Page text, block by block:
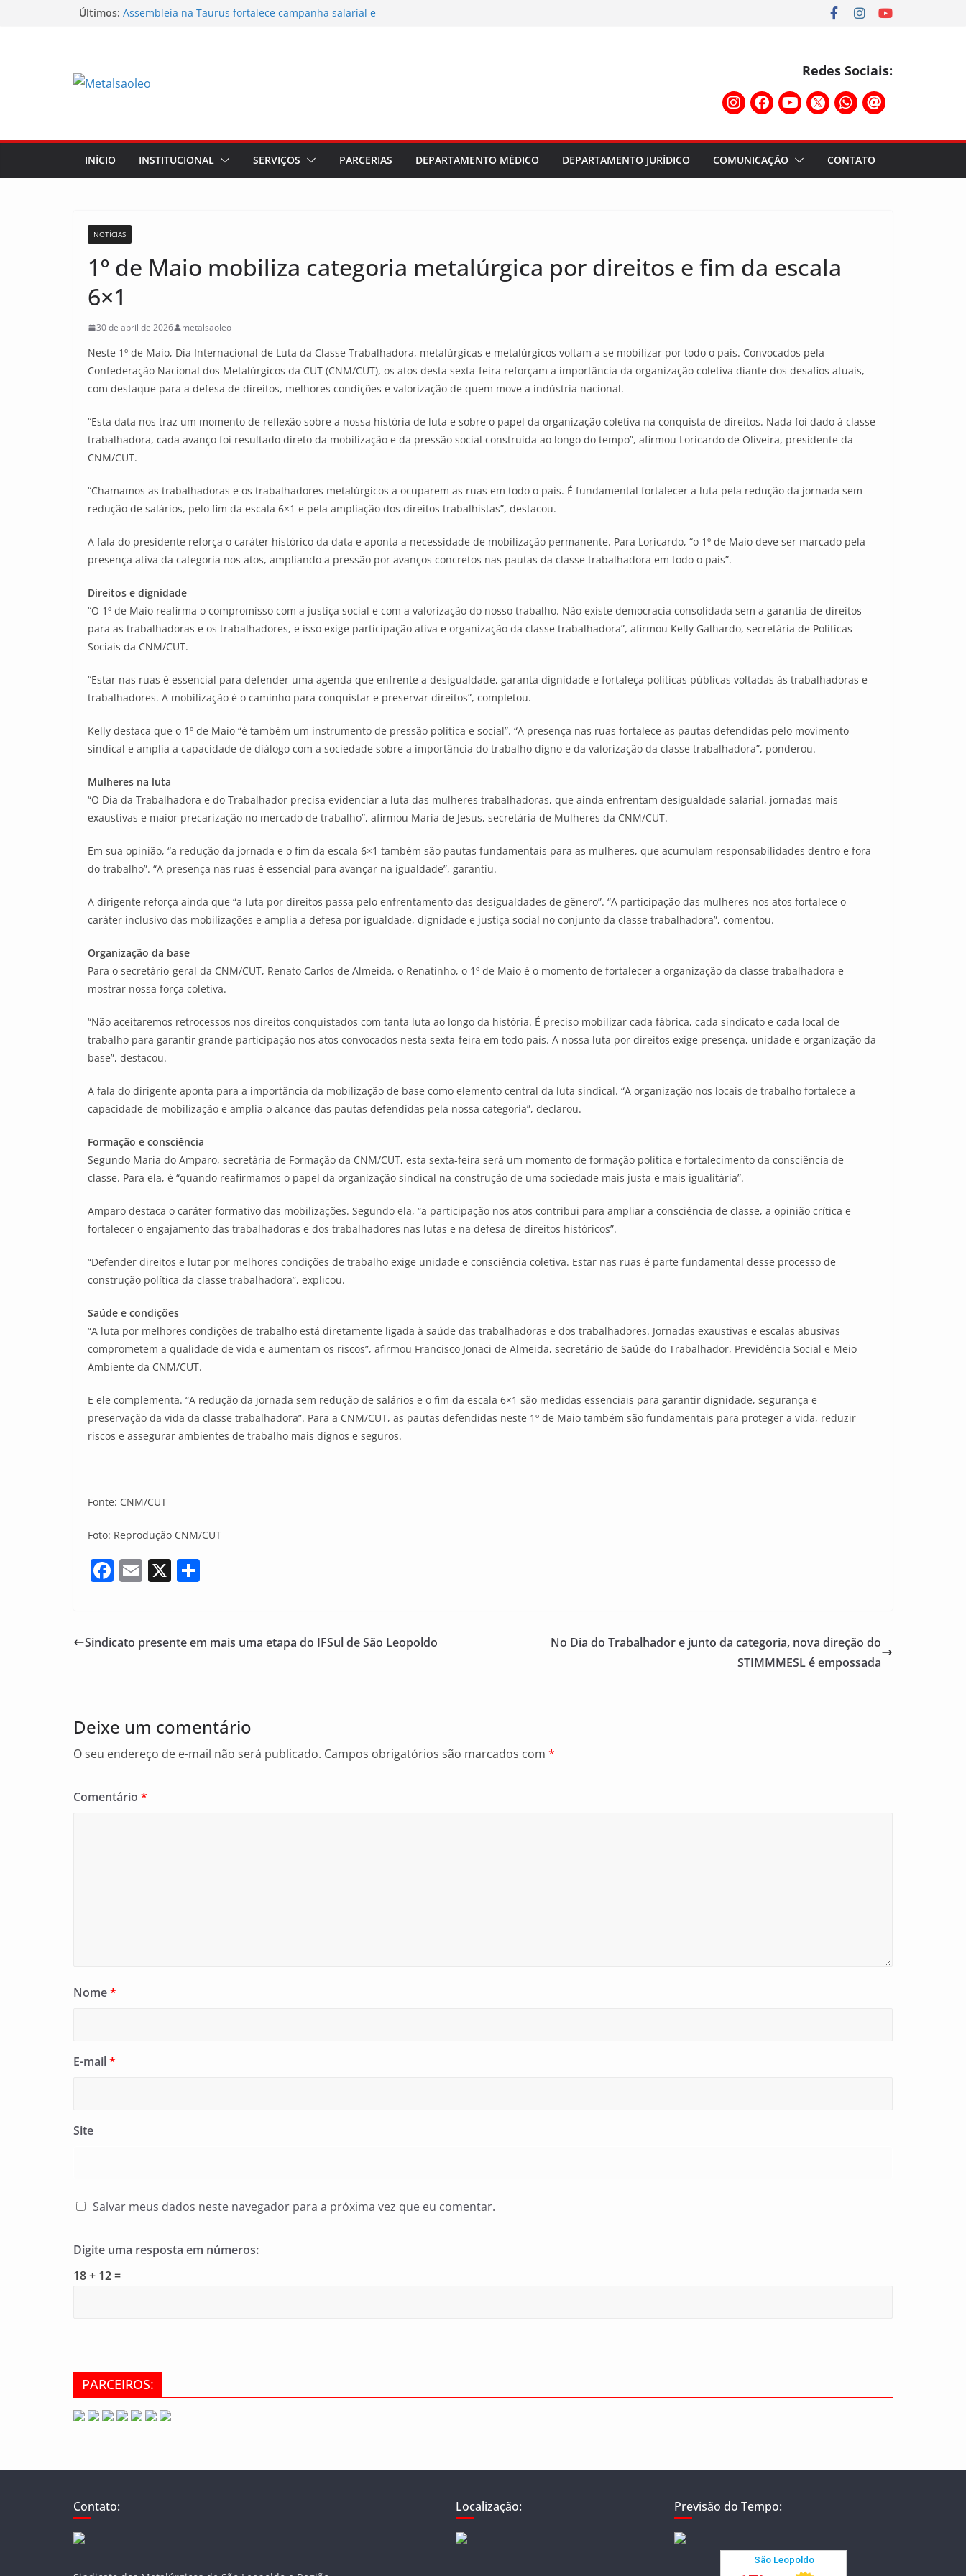
Últimos: Assembleia na Taurus fortalece campanha salarial e
Temporal destelha Ginásio Bigornão
Redes Sociais:
INÍCIO INSTITUCIONAL SERVIÇOS PARCERIAS DEPARTAMENTO MÉDICO DEPARTAMENTO JURÍDICO COMUNICAÇÃO CONTATO
NOTÍCIAS
1º de Maio mobiliza categoria metalúrgica por direitos e fim da escala
6×1
30 de abril de 2026 metalsaoleo
Neste 1º de Maio, Dia Internacional de Luta da Classe Trabalhadora, metalúrgicas e metalúrgicos voltam a se mobilizar por todo o país. Convocados pela
Confederação Nacional dos Metalúrgicos da CUT (CNM/CUT), os atos desta sexta-feira reforçam a importância da organização coletiva diante dos desafios atuais,
com destaque para a defesa de direitos, melhores condições e valorização de quem move a indústria nacional.
“Esta data nos traz um momento de reflexão sobre a nossa história de luta e sobre o papel da organização coletiva na conquista de direitos. Nada foi dado à classe
trabalhadora, cada avanço foi resultado direto da mobilização e da pressão social construída ao longo do tempo”, afirmou Loricardo de Oliveira, presidente da
CNM/CUT.
“Chamamos as trabalhadoras e os trabalhadores metalúrgicos a ocuparem as ruas em todo o país. É fundamental fortalecer a luta pela redução da jornada sem
redução de salários, pelo fim da escala 6×1 e pela ampliação dos direitos trabalhistas”, destacou.
A fala do presidente reforça o caráter histórico da data e aponta a necessidade de mobilização permanente. Para Loricardo, “o 1º de Maio deve ser marcado pela
presença ativa da categoria nos atos, ampliando a pressão por avanços concretos nas pautas da classe trabalhadora em todo o país”.
Direitos e dignidade
“O 1º de Maio reafirma o compromisso com a justiça social e com a valorização do nosso trabalho. Não existe democracia consolidada sem a garantia de direitos
para as trabalhadoras e os trabalhadores, e isso exige participação ativa e organização da classe trabalhadora”, afirmou Kelly Galhardo, secretária de Políticas
Sociais da CNM/CUT.
“Estar nas ruas é essencial para defender uma agenda que enfrente a desigualdade, garanta dignidade e fortaleça políticas públicas voltadas às trabalhadoras e
trabalhadores. A mobilização é o caminho para conquistar e preservar direitos”, completou.
Kelly destaca que o 1º de Maio “é também um instrumento de pressão política e social”. “A presença nas ruas fortalece as pautas defendidas pelo movimento
sindical e amplia a capacidade de diálogo com a sociedade sobre a importância do trabalho digno e da valorização da classe trabalhadora”, ponderou.
Mulheres na luta
“O Dia da Trabalhadora e do Trabalhador precisa evidenciar a luta das mulheres trabalhadoras, que ainda enfrentam desigualdade salarial, jornadas mais
exaustivas e maior precarização no mercado de trabalho”, afirmou Maria de Jesus, secretária de Mulheres da CNM/CUT.
Em sua opinião, “a redução da jornada e o fim da escala 6×1 também são pautas fundamentais para as mulheres, que acumulam responsabilidades dentro e fora
do trabalho”. “A presença nas ruas é essencial para avançar na igualdade”, garantiu.
A dirigente reforça ainda que “a luta por direitos passa pelo enfrentamento das desigualdades de gênero”. “A participação das mulheres nos atos fortalece o
caráter inclusivo das mobilizações e amplia a defesa por igualdade, dignidade e justiça social no conjunto da classe trabalhadora”, comentou.
Organização da base
Para o secretário-geral da CNM/CUT, Renato Carlos de Almeida, o Renatinho, o 1º de Maio é o momento de fortalecer a organização da classe trabalhadora e
mostrar nossa força coletiva.
“Não aceitaremos retrocessos nos direitos conquistados com tanta luta ao longo da história. É preciso mobilizar cada fábrica, cada sindicato e cada local de
trabalho para garantir grande participação nos atos convocados nesta sexta-feira em todo país. A nossa luta por direitos exige presença, unidade e organização da
base”, destacou.
A fala do dirigente aponta para a importância da mobilização de base como elemento central da luta sindical. “A organização nos locais de trabalho fortalece a
capacidade de mobilização e amplia o alcance das pautas defendidas pela nossa categoria”, declarou.
Formação e consciência
Segundo Maria do Amparo, secretária de Formação da CNM/CUT, esta sexta-feira será um momento de formação política e fortalecimento da consciência de
classe. Para ela, é “quando reafirmamos o papel da organização sindical na construção de uma sociedade mais justa e mais igualitária”.
Amparo destaca o caráter formativo das mobilizações. Segundo ela, “a participação nos atos contribui para ampliar a consciência de classe, a opinião crítica e
fortalecer o engajamento das trabalhadoras e dos trabalhadores nas lutas e na defesa de direitos históricos”.
“Defender direitos e lutar por melhores condições de trabalho exige unidade e consciência coletiva. Estar nas ruas é parte fundamental desse processo de
construção política da classe trabalhadora”, explicou.
Saúde e condições
“A luta por melhores condições de trabalho está diretamente ligada à saúde das trabalhadoras e dos trabalhadores. Jornadas exaustivas e escalas abusivas
comprometem a qualidade de vida e aumentam os riscos”, afirmou Francisco Jonaci de Almeida, secretário de Saúde do Trabalhador, Previdência Social e Meio
Ambiente da CNM/CUT.
E ele complementa. “A redução da jornada sem redução de salários e o fim da escala 6×1 são medidas essenciais para garantir dignidade, segurança e
preservação da vida da classe trabalhadora”. Para a CNM/CUT, as pautas defendidas neste 1º de Maio também são fundamentais para proteger a vida, reduzir
riscos e assegurar ambientes de trabalho mais dignos e seguros.
Fonte: CNM/CUT
Foto: Reprodução CNM/CUT
F
e
k
E
l
X
e
Sindicato presente em mais uma etapa do IFSul de São Leopoldo
No Dia do Trabalhador e junto da categoria, nova direção do
STIMMMESL é empossada
Deixe um comentário
O seu endereço de e-mail não será publicado. Campos obrigatórios são marcados com *
Comentário *
Nome*
E-mail*
Site
Salvar meus dados neste navegador para a próxima vez que eu comentar.
Digite uma resposta em números:
18 + 12 =
PARCEIROS:
Contato: Localização: Previsão do Tempo: